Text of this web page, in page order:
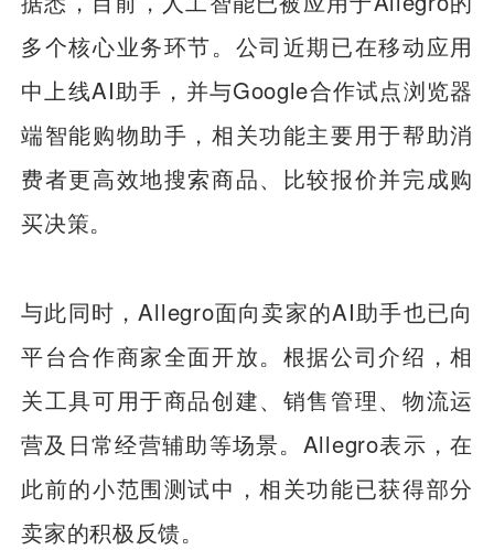
多个核心业务环节。公司近期已在移动应用
中上线AI助手，并与Google合作试点浏览器
端智能购物助手，相关功能主要用于帮助消
费者更高效地搜索商品、比较报价并完成购
买决策。
与此同时，Allegro面向卖家的AI助手也已向
平台合作商家全面开放。根据公司介绍，相
关工具可用于商品创建、销售管理、物流运
营及日常经营辅助等场景。Allegro表示，在
此前的小范围测试中，相关功能已获得部分
卖家的积极反馈。